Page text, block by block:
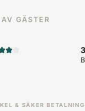
GÄSTER
& SÄKER BETALNING